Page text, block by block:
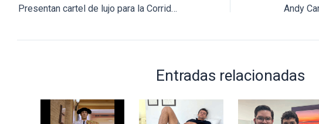
Presentan cartel de lujo para la Corrida Picassiana 2025
Entradas relacionadas